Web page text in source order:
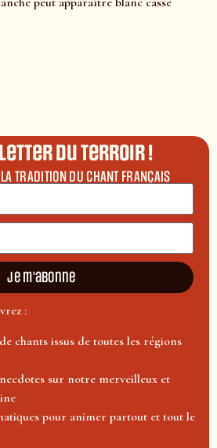
du terroir !
TRADITION DU CHANT FRANÇAIS
Je m'abonne
:
chants issus de toutes les régions
sur notre merveilleux et
pour animer partout et tout le